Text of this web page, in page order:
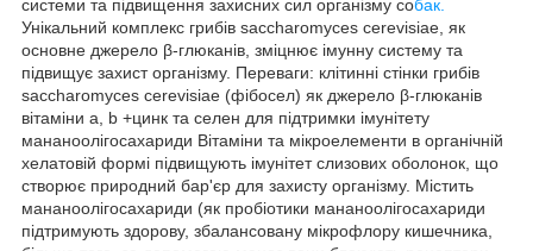
системи та підвищення захисних сил організму собак.
Унікальний комплекс грибів saccharomyces cerevisiae, як
основне джерело β-глюканів, зміцнює імунну систему та
підвищує захист організму. Переваги: клітинні стінки грибів
saccharomyces cerevisiae (фібосел) як джерело β-глюканів
вітаміни a, b +цинк та селен для підтримки імунітету
мананоолігосахариди Вітаміни та мікроелементи в органічній
хелатовій формі підвищують імунітет слизових оболонок, що
створює природний бар'єр для захисту організму. Містить
мананоолігосахариди (як пробіотики мананоолігосахариди
підтримують здорову, збалансовану мікрофлору кишечника,